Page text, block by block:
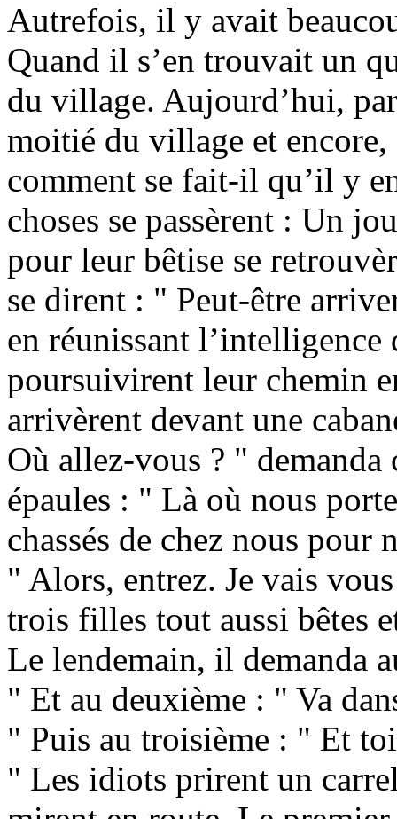
Autrefois, il y avait
Quand il s’en trouvait un
du village. Aujourd’hui,
moitié du village et
comment se fait-il qu’il y
choses se passèrent : Un
pour leur bêtise se
se dirent : " Peut-être
en réunissant
poursuivirent leur chemin
arrivèrent devant une
Où allez-vous ? "
épaules : " Là où nous
chassés de chez nous
" Alors, entrez. Je vais
trois filles tout aussi bêtes
Le lendemain, il demanda
" Et au deuxième : " Va
" Puis au troisième : " Et
" Les idiots prirent un